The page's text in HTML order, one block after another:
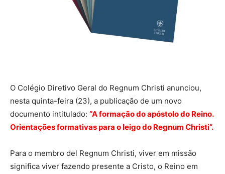
O Colégio Diretivo Geral do Regnum Christi anunciou,
nesta quinta-feira (23), a publicação de um novo
documento intitulado: “A formação do apóstolo do Reino.
Orientações formativas para o leigo do Regnum Christi”.
Para o membro del Regnum Christi, viver em missão
significa viver fazendo presente a Cristo, o Reino em